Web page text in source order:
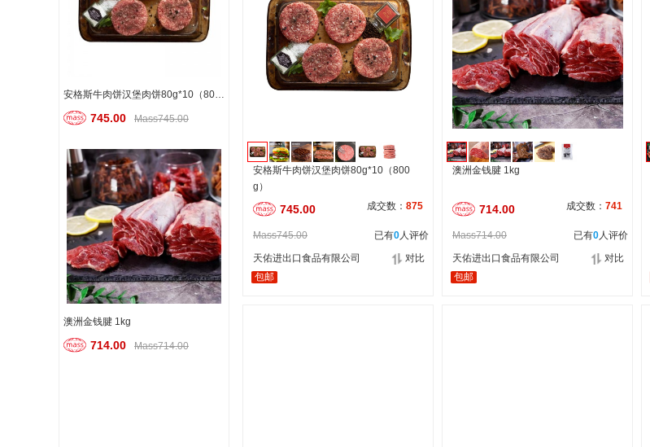
安格斯牛肉饼汉堡肉饼80g*10（800g）
745.00 Mass745.00
澳洲金钱腱 1kg
714.00 Mass714.00
安格斯牛肉饼汉堡肉饼80g*10（800
g）
745.00 成交数： 875
Mass745.00 已有0人评价
天佑进出口食品有限公司
对比
包邮
澳洲金钱腱 1kg
714.00 成交数： 741
Mass714.00 已有0人评价
天佑进出口食品有限公司
对比
包邮